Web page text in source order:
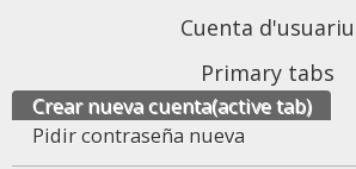
Cuenta d'usuariu
Primary tabs
Crear nueva cuenta(active tab)
Pidir contraseña nueva